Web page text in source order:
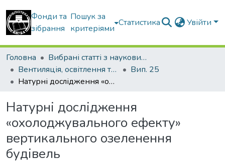
Фонди та
зібрання
Пошук за
критеріями
Статистика Увійти
Головна
Вибрані статті з наукових збірників КНУБА
Вентиляція, освітлення та теплогазопостачання
Вип. 25
Натурні дослідження «охолоджувального ефекту» вертикального озеленення будівель
Натурні дослідження
«охолоджувального ефекту»
вертикального озеленення
будівель